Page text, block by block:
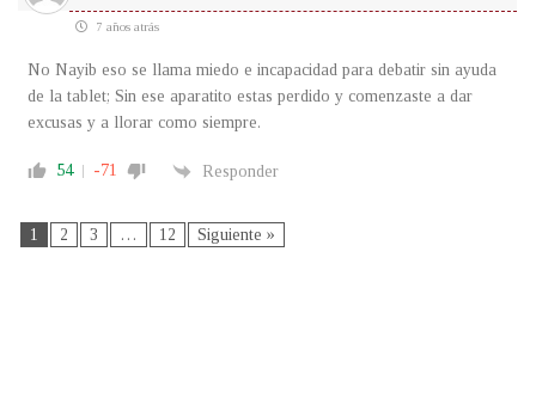
7 años atrás
No Nayib eso se llama miedo e incapacidad para debatir sin ayuda
de la tablet; Sin ese aparatito estas perdido y comenzaste a dar
excusas y a llorar como siempre.
54 -71 Responder
1 2 3 … 12 Siguiente »